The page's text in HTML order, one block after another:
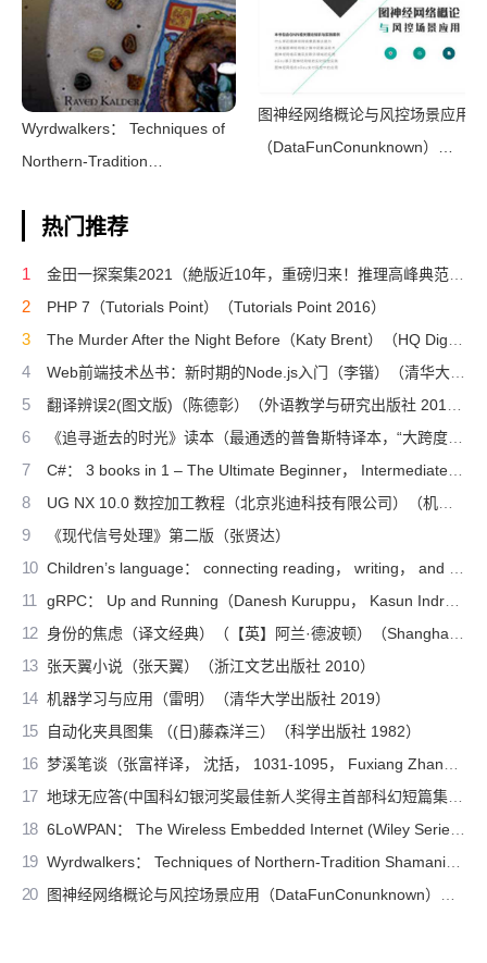
Wyrdwalkers： Techniques of
Northern-Tradition
Kaldera）（2013）
图神经网络概论与风控场景应用
（DataFunConunknown）
热门推荐
1 金田一探案集2021（絶版近10年，重磅归来！推理高峰典范，江户川乱步、青山刚昌推荐。惊骇悬念+诡秘人性，入坑推理佳选，一套10本过足瘾！精美和风装帧，日本系列销量超5500万册）（横沟正史）（壹页科技 2021）
2 PHP 7（Tutorials Point）（Tutorials Point 2016）
3 The Murder After the Night Before（Katy Brent）（HQ Digital 2024）
4 Web前端技术丛书：新时期的Node.js入门（李锴）（清华大学出版社 2017）
5 翻译辨误2(图文版)（陈德彰）（外语教学与研究出版社 2011）
6 《追寻逝去的时光》读本（最通透的普鲁斯特译本，“大跨度”节选七卷本，一字不易；附赠《普罗斯特纸上展览》）（【法】马塞尔•普鲁斯特，周克希译）（广西师范大学出版社 2015）
7 C#： 3 books in 1 – The Ultimate Beginner， Intermediate & Advanced Guides to Master C# Programming Quickly with No Experience（Mark Reed）（2022）
8 UG NX 10.0 数控加工教程（北京兆迪科技有限公司）（机械工业出版社 2016）
9 《现代信号处理》第二版（张贤达）
10 Children’s language： connecting reading， writing， and talk（Judith Wells Lindfors）（Teachers College Press 2008）
11 gRPC： Up and Running（Danesh Kuruppu， Kasun Indrasiri）（O’Reilly Media 2020）
12 身份的焦虑（译文经典）（【英】阿兰·德波顿）（Shanghai Translation Publishing House 2018）
13 张天翼小说（张天翼）（浙江文艺出版社 2010）
14 机器学习与应用（雷明）（清华大学出版社 2019）
15 自动化夹具图集 （(日)藤森洋三）（科学出版社 1982）
16 梦溪笔谈（张富祥译， 沈括， 1031-1095， Fuxiang Zhang）（北京：中华书局 2009）
17 地球无应答(中国科幻银河奖最佳新人奖得主首部科幻短篇集！改良基因会不会带来灾难？置身未来，看时间空间合伙变魔术！)（王诺诺 [王诺诺]）（湖南文艺出版社 2019）
18 6LoWPAN： The Wireless Embedded Internet (Wiley Series on Communications Networking & Distributed Systems)（Zach Shelby， Carsten Bormann）（Wiley 2010）
19 Wyrdwalkers： Techniques of Northern-Tradition Shamanism（Raven Kaldera）（2013）
20 图神经网络概论与风控场景应用（DataFunConunknown）（DataFunCon 2022）